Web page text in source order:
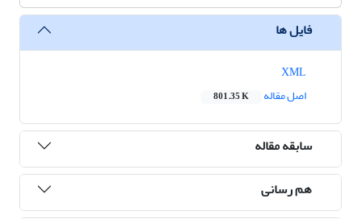
فایل ها
اصل مقاله
801.35 K
سابقه مقاله
هم رسانی